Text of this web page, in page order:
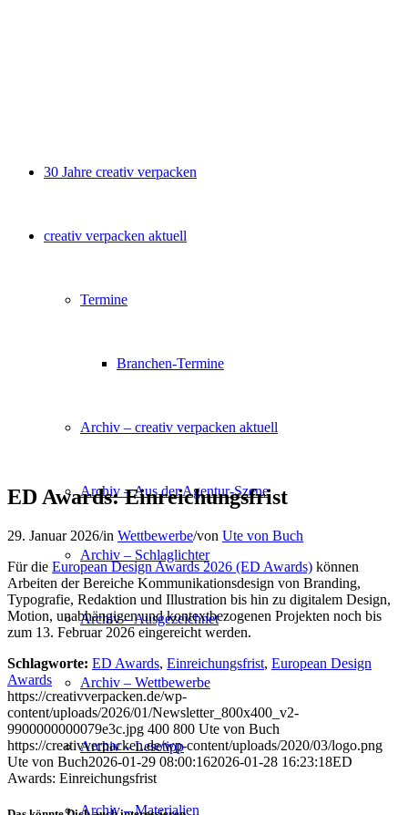
30 Jahre creativ verpacken
creativ verpacken aktuell
Termine
Branchen-Termine
Archiv – creativ verpacken aktuell
Archiv – Aus der Agentur-Szene
Archiv – Schlaglichter
Archiv – Ausgezeichnet
Archiv – Wettbewerbe
Archiv – Lesetipp
Archiv – Materialien
ED Awards: Einreichungsfrist
29. Januar 2026/in Wettbewerbe/von Ute von Buch
Für die European Design Awards 2026 (ED Awards) können
Arbeiten der Bereiche Kommunikationsdesign von Branding,
Typografie, Redaktion und Illustration bis hin zu digitalem Design,
Motion, unabhängigen und kontextbezogenen Projekten noch bis
zum 13. Februar 2026 eingereicht werden.
Schlagworte: ED Awards, Einreichungsfrist, European Design
Awards
https://creativverpacken.de/wp-
content/uploads/2026/01/Newsletter_800x400_v2-
9900000000079e3c.jpg 400 800 Ute von Buch
https://creativverpacken.de/wp-content/uploads/2020/03/logo.png
Ute von Buch2026-01-29 08:00:162026-01-28 16:23:18ED
Awards: Einreichungsfrist